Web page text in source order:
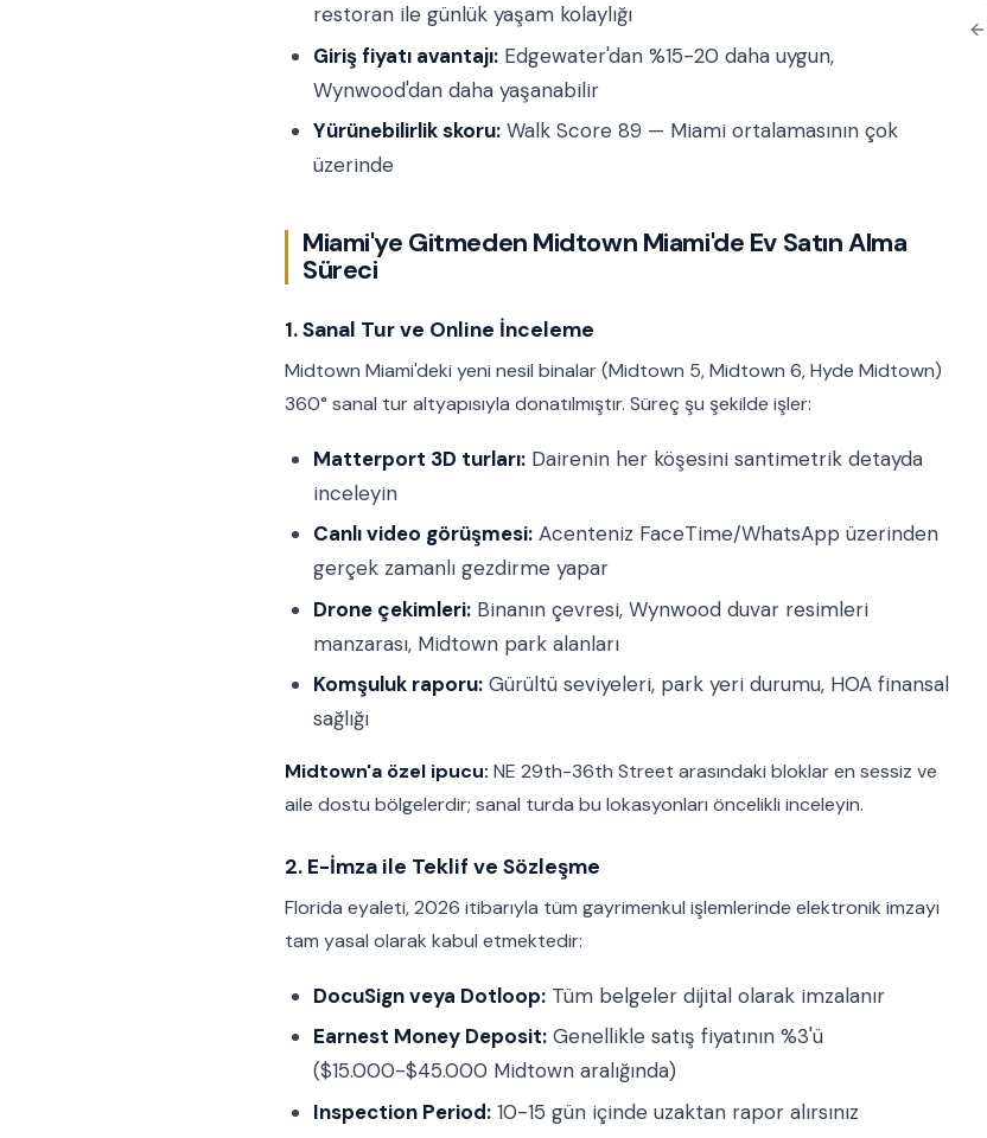
restoran ile günlük yaşam kolaylığı
Giriş fiyatı avantajı: Edgewater'dan %15-20 daha uygun,
Wynwood'dan daha yaşanabilir
Yürünebilirlik skoru: Walk Score 89 — Miami ortalamasının çok
üzerinde
Miami'ye Gitmeden Midtown Miami'de Ev Satın Alma
Süreci
1. Sanal Tur ve Online İnceleme
Midtown Miami'deki yeni nesil binalar (Midtown 5, Midtown 6, Hyde Midtown)
360° sanal tur altyapısıyla donatılmıştır. Süreç şu şekilde işler:
Matterport 3D turları: Dairenin her köşesini santimetrik detayda
inceleyin
Canlı video görüşmesi: Acenteniz FaceTime/WhatsApp üzerinden
gerçek zamanlı gezdirme yapar
Drone çekimleri: Binanın çevresi, Wynwood duvar resimleri
manzarası, Midtown park alanları
Komşuluk raporu: Gürültü seviyeleri, park yeri durumu, HOA finansal
sağlığı
Midtown'a özel ipucu: NE 29th-36th Street arasındaki bloklar en sessiz ve
aile dostu bölgelerdir; sanal turda bu lokasyonları öncelikli inceleyin.
2. E-İmza ile Teklif ve Sözleşme
Florida eyaleti, 2026 itibarıyla tüm gayrimenkul işlemlerinde elektronik imzayı
tam yasal olarak kabul etmektedir:
DocuSign veya Dotloop: Tüm belgeler dijital olarak imzalanır
Earnest Money Deposit: Genellikle satış fiyatının %3'ü
($15.000-$45.000 Midtown aralığında)
Inspection Period: 10-15 gün içinde uzaktan rapor alırsınız